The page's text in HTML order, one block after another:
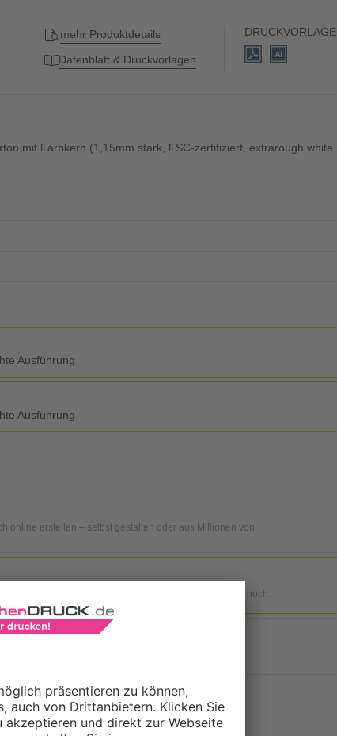
mehr Produktdetails
Datenblatt & Druckvorlagen
mit Farbkern (1,15mm stark, FSC-zertifiziert, extrarough white
Ausführung
Ausführung
online erstellen – selbst gestalten oder aus Millionen von
nach Abschluss der Bestellung Ihre eigenen Druckdaten hoch.